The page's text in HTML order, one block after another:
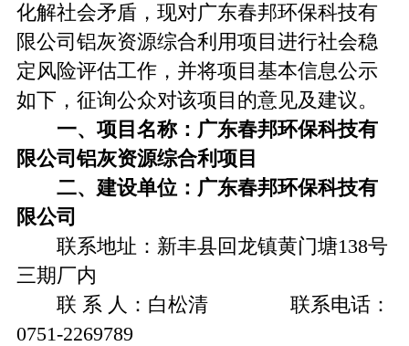
化解社会矛盾，现对广东春邦环保科技有
限公司铝灰资源综合利用项目进行社会稳
定风险评估工作，并将项目基本信息公示
如下，征询公众对该项目的意见及建议。
一、 项目名称： 广东春邦环保科技有
限公司铝灰资源综合利项目
二、建设单位： 广东春邦环保科技有
限公司
联系地址：新丰县回龙镇黄门塘138号
三期厂内
联 系 人：白松清 联系电话：
0751-2269789